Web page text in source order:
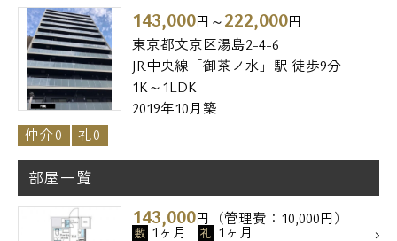
143,000円～ 222,000円
東京都文京区湯島2-4-6
JR中央線「御茶ノ水」駅 徒歩9分
1K～1LDK
2019年10月築
仲介0
礼0
部屋一覧
143,000円（管理費：10,000円）
敷 1ヶ月 礼 1ヶ月